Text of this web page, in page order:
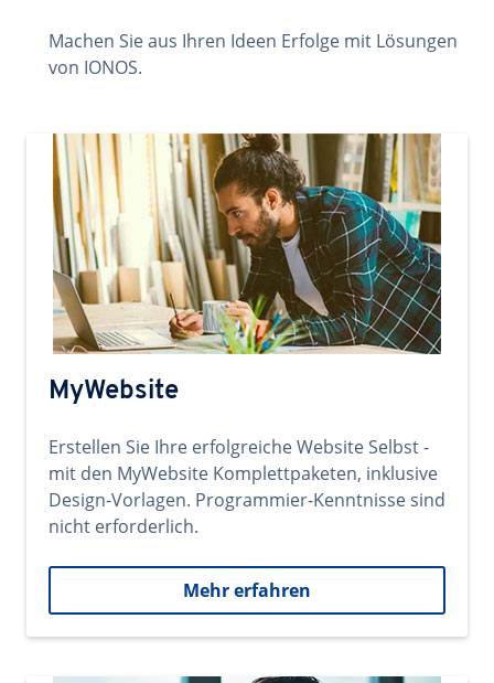
Machen Sie aus Ihren Ideen Erfolge mit Lösungen
von IONOS.
MyWebsite
Erstellen Sie Ihre erfolgreiche Website Selbst -
mit den MyWebsite Komplettpaketen, inklusive
Design-Vorlagen. Programmier-Kenntnisse sind
nicht erforderlich.
Mehr erfahren